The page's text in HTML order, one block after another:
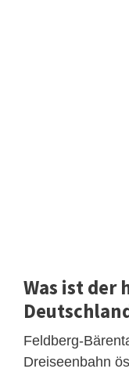
Was ist der
Feldberg-
Dreiseenbahn